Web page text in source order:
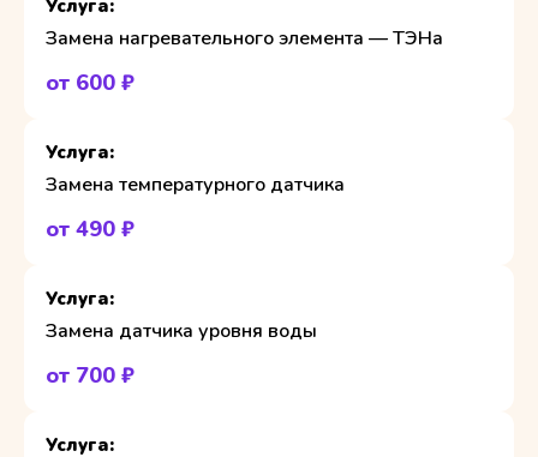
Замена нагревательного элемента — ТЭНа
от 600 ₽
Замена температурного датчика
от 490 ₽
Замена датчика уровня воды
от 700 ₽